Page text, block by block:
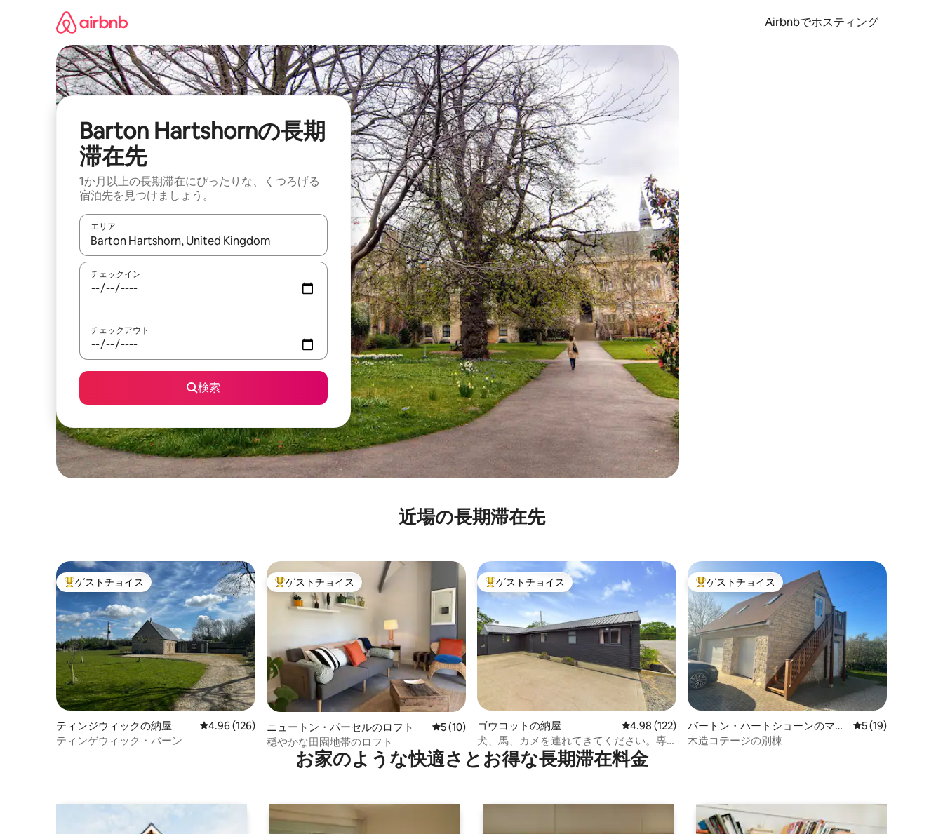
Airbnbでホスティング
Barton Hartshornの長期
滞在先
1か月以上の長期滞在にぴったりな、くつろげる
宿泊先を見つけましょう。
エリア
検索結果が表示されたら、上下の矢印キーを使って移動するか、画面をタッチまたはスワイプして検索結果を確認することができます。
チェックイン
チェックアウト
検索
近場の長期滞在先
大好評のゲストチョイスです。
ゲストチョイス
ティンジウィックの納屋 レビュー126件、5つ星中4.96つ星の平均評価
4.96 (126)
ティンゲウィック・バーン
大好評のゲストチョイスです。
ゲストチョイス
ニュートン・パーセルのロフト レビュー10件、5つ星中5つ星の平均評価
5 (10)
穏やかな田園地帯のロフト
大好評のゲストチョイスです。
ゲストチョイス
ゴウコットの納屋 レビュー122件、5つ星中4.98つ星の平均評価
4.98 (122)
犬、馬、カメを連れてきてください。専
用庭園
大好評のゲストチョイスです。
ゲストチョイス
バートン・ハートショーンのマン
ション・アパート
レビュー19件、5
5 (19)
木造コテージの別棟
お家のような快⁠適⁠さ⁠とお⁠得⁠な長⁠期⁠滞⁠在料⁠金